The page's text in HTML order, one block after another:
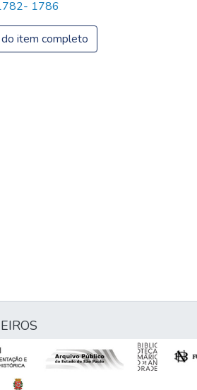
1786
do item completo